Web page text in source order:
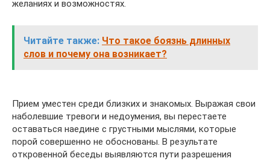
желаниях и возможностях.
Читайте также: Что такое боязнь длинных
слов и почему она возникает?
Прием уместен среди близких и знакомых. Выражая свои
наболевшие тревоги и недоумения, вы перестаете
оставаться наедине с грустными мыслями, которые
порой совершенно не обоснованы. В результате
откровенной беседы выявляются пути разрешения